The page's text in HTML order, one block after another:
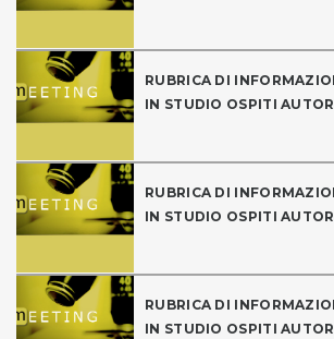
RUBRICA DI
IN STUDIO OSPITI
RUBRICA DI
IN STUDIO OSPITI
RUBRICA DI
IN STUDIO OSPITI